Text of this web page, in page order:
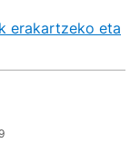
erakartzeko eta